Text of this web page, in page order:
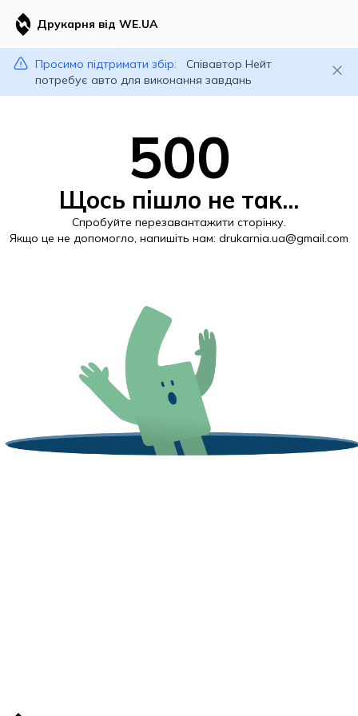
Друкарня від WE.UA
Просимо підтримати збір:
Співавтор Нейт
потребує авто для виконання завдань
500
Щось пішло не так...
Спробуйте перезавантажити сторінку.
Якщо це не допомогло, напишіть нам: drukarnia.ua@gmail.com